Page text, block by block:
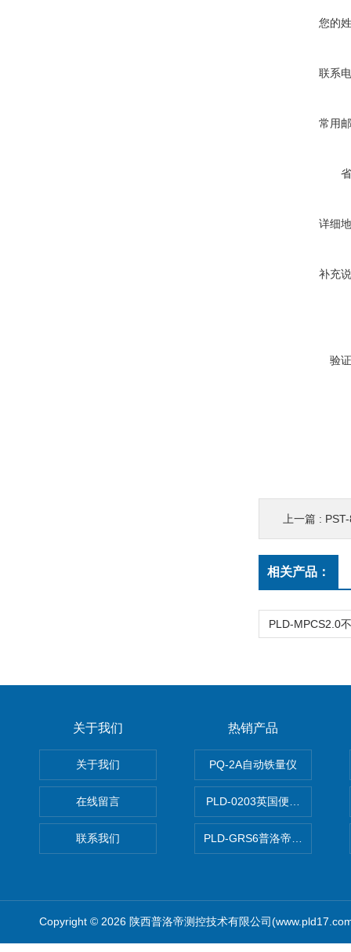
您的
联系
常用
详细
补充
验
上一篇 :
相关产品：
关于我们
关于我们
在线留言
联系我们
热销产品
PQ-2A自动铁量仪
PLD-0203英国便携式油品颗
PLD-GRS6普洛帝全自动微量
Copyright © 2026 陕西普洛帝测控技术有限公司